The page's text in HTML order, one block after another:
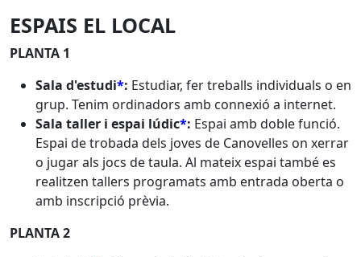
ESPAIS EL LOCAL
PLANTA 1
Sala d'estudi*: Estudiar, fer treballs individuals o en
grup. Tenim ordinadors amb connexió a internet.
Sala taller i espai lúdic*: Espai amb doble funció.
Espai de trobada dels joves de Canovelles on xerrar
o jugar als jocs de taula. Al mateix espai també es
realitzen tallers programats amb entrada oberta o
amb inscripció prèvia.
PLANTA 2